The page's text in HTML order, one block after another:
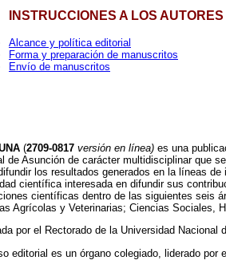
INSTRUCCIONES A LOS AUTORES
Alcance y política editorial
Forma y preparación de manuscritos
Envío de manuscritos
(2709-0817 versión en línea) es una
de Asunción de carácter multidisciplinar que
los resultados generados en la líneas
científica interesada en difundir sus
científicas dentro de las siguientes seis
Agrícolas y Veterinarias; Ciencias Sociales,
por el Rectorado de la Universidad Nacional
editorial es un órgano colegiado, liderado